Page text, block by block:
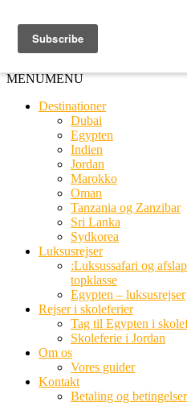
MENUMENU
Destinationer
Dubai
Egypten
Indien
Jordan
Marokko
Oman
Tanzania og Zanzibar
Sri Lanka
Sydkorea
Luksusrejser
:Luksussafari og
topklasse
Egypten – luksusrejser
Rejser i skoleferier
Tag til Egypten i
Skoleferie i Jordan
Om os
Vores guider
Kontakt
Betaling og betingelser